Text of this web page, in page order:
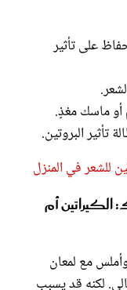
على تأثير
أو ماسك مغذٍ.
البروتين.
للشعر في المنزل
الكيراتين أم
مع لمعان
لكنه قد يسبب